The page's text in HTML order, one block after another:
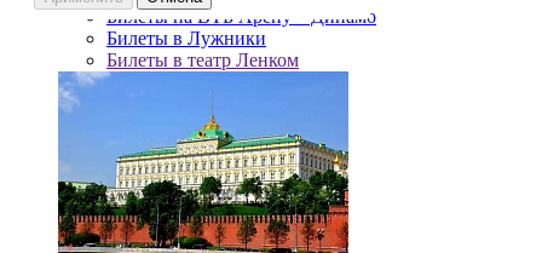
Билеты на ВТБ Арену – Динамо
Билеты в Лужники
Билеты в театр Ленком